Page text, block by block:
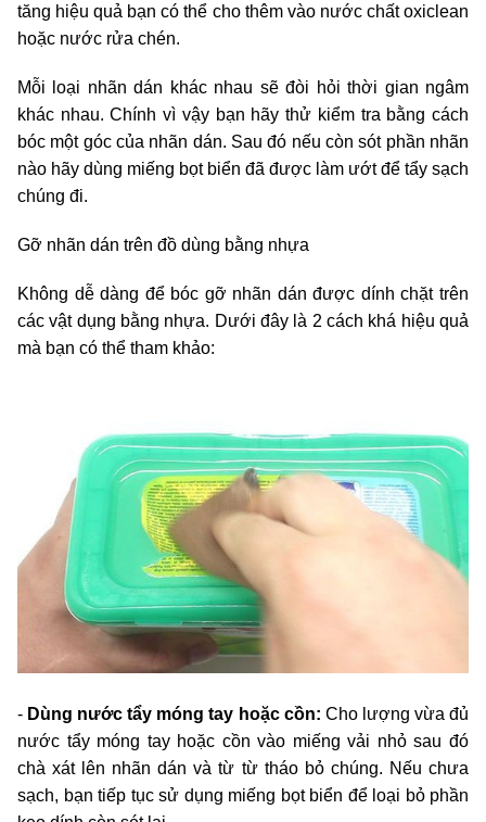
tăng hiệu quả bạn có thể cho thêm vào nước chất oxiclean
hoặc nước rửa chén.
Mỗi loại nhãn dán khác nhau sẽ đòi hỏi thời gian ngâm
khác nhau. Chính vì vậy bạn hãy thử kiểm tra bằng cách
bóc một góc của nhãn dán. Sau đó nếu còn sót phần nhãn
nào hãy dùng miếng bọt biển đã được làm ướt để tẩy sạch
chúng đi.
Gỡ nhãn dán trên đồ dùng bằng nhựa
Không dễ dàng để bóc gỡ nhãn dán được dính chặt trên
các vật dụng bằng nhựa. Dưới đây là 2 cách khá hiệu quả
mà bạn có thể tham khảo:
- Dùng nước tẩy móng tay hoặc cồn: Cho lượng vừa đủ
nước tẩy móng tay hoặc cồn vào miếng vải nhỏ sau đó
chà xát lên nhãn dán và từ từ tháo bỏ chúng. Nếu chưa
sạch, bạn tiếp tục sử dụng miếng bọt biển để loại bỏ phần